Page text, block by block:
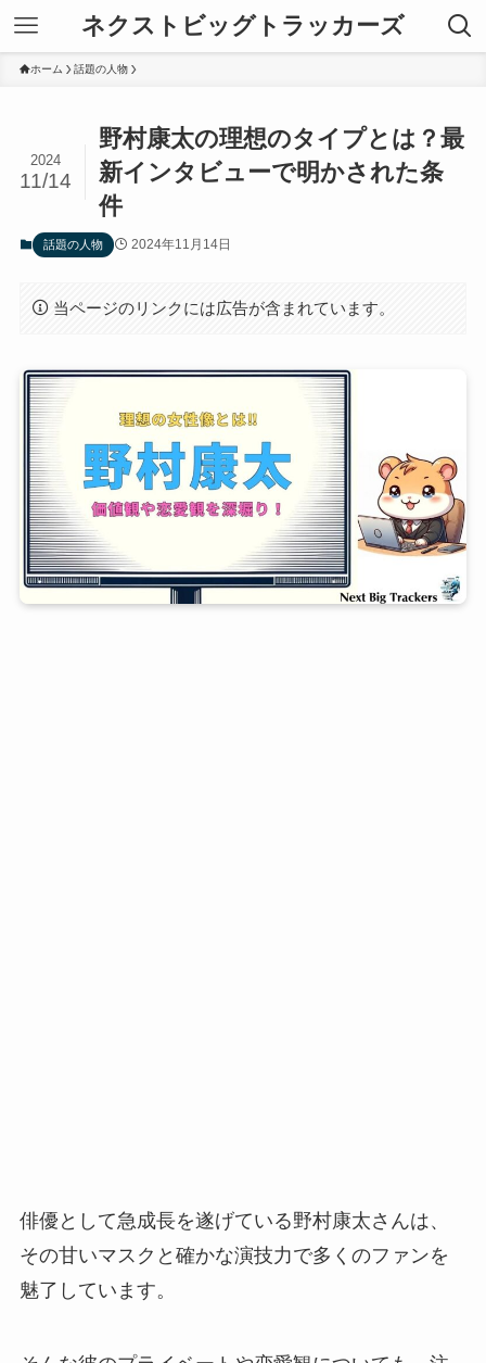
ネクストビッグトラッカーズ
ホーム 話題の人物
野村康太の理想のタイプとは？最
新インタビューで明かされた条
件
2024
11/14
話題の人物 2024年11月14日
当ページのリンクには広告が含まれています。
俳優として急成長を遂げている野村康太さんは、
その甘いマスクと確かな演技力で多くのファンを
魅了しています。